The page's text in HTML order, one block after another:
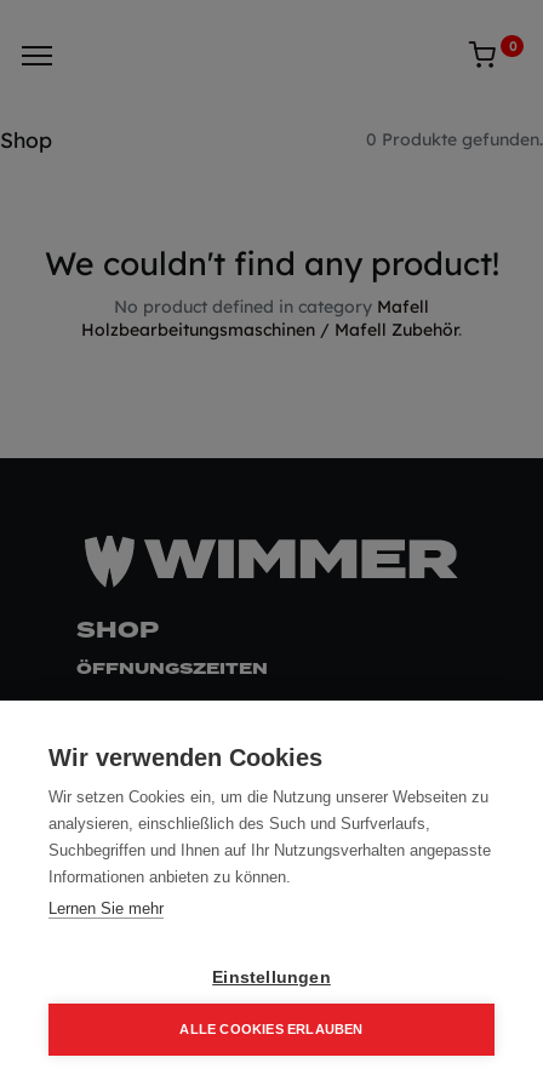
0
Shop 0 Produkte gefunden.
We couldn't find any product!
No product defined in category Mafell
Holzbearbeitungsmaschinen / Mafell Zubehör.
SHOP
ÖFFNUNGSZEITEN
FOLLOW
DATENSCHUTZ
IMPRESSUM
Wir verwenden Cookies
Wir setzen Cookies ein, um die Nutzung unserer Webseiten zu
analysieren, einschließlich des Such und Surfverlaufs,
Suchbegriffen und Ihnen auf Ihr Nutzungsverhalten angepasste
Informationen anbieten zu können.
Lernen Sie mehr
Einstellungen
ALLE COOKIES ERLAUBEN